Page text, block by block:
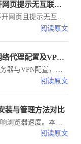
Chrome浏览器打不开网页提示无互联网连接的解决方案
阅读原文
谷歌Chrome下载包网络代理配置及VPN使用教程
阅读原文
装与管理方法对比
阅读原文